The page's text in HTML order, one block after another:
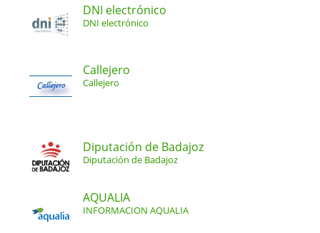
DNI electrónico
DNI electrónico
Callejero
Callejero
Diputación de Badajoz
Diputación de Badajoz
AQUALIA
INFORMACION AQUALIA